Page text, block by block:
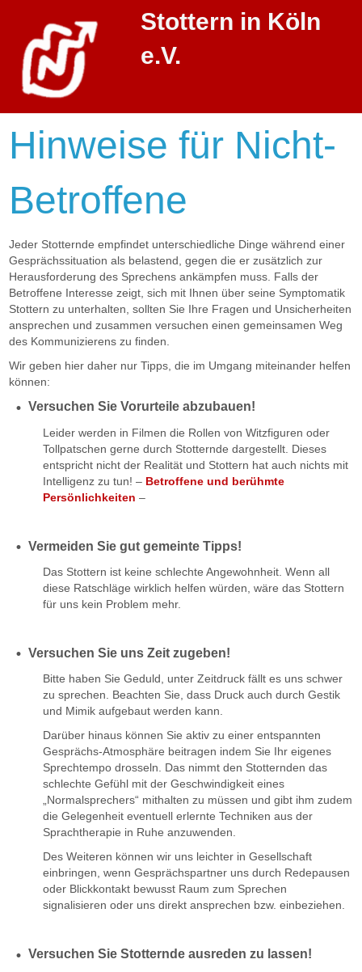
Stottern in Köln
e.V.
Hinweise für Nicht-
Betroffene
Jeder Stotternde empfindet unterschiedliche Dinge während einer
Gesprächssituation als belastend, gegen die er zusätzlich zur
Herausforderung des Sprechens ankämpfen muss. Falls der
Betroffene Interesse zeigt, sich mit Ihnen über seine Symptomatik
Stottern zu unterhalten, sollten Sie Ihre Fragen und Unsicherheiten
ansprechen und zusammen versuchen einen gemeinsamen Weg
des Kommunizierens zu finden.
Wir geben hier daher nur Tipps, die im Umgang miteinander helfen
können:
Versuchen Sie Vorurteile abzubauen!
Leider werden in Filmen die Rollen von Witzfiguren oder
Tollpatschen gerne durch Stotternde dargestellt. Dieses
entspricht nicht der Realität und Stottern hat auch nichts mit
Intelligenz zu tun! – Betroffene und berühmte
Persönlichkeiten –
Vermeiden Sie gut gemeinte Tipps!
Das Stottern ist keine schlechte Angewohnheit. Wenn all
diese Ratschläge wirklich helfen würden, wäre das Stottern
für uns kein Problem mehr.
Versuchen Sie uns Zeit zugeben!
Bitte haben Sie Geduld, unter Zeitdruck fällt es uns schwer
zu sprechen. Beachten Sie, dass Druck auch durch Gestik
und Mimik aufgebaut werden kann.
Darüber hinaus können Sie aktiv zu einer entspannten
Gesprächs-Atmosphäre beitragen indem Sie Ihr eigenes
Sprechtempo drosseln. Das nimmt den Stotternden das
schlechte Gefühl mit der Geschwindigkeit eines
„Normalsprechers“ mithalten zu müssen und gibt ihm zudem
die Gelegenheit eventuell erlernte Techniken aus der
Sprachtherapie in Ruhe anzuwenden.
Des Weiteren können wir uns leichter in Gesellschaft
einbringen, wenn Gesprächspartner uns durch Redepausen
oder Blickkontakt bewusst Raum zum Sprechen
signalisieren oder uns direkt ansprechen bzw. einbeziehen.
Versuchen Sie Stotternde ausreden zu lassen!